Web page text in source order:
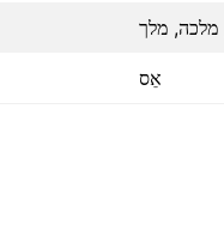
מלכה, מלך
אֵס